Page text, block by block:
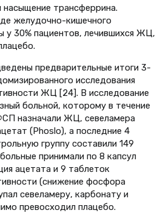
трансферрина.
желудочно-кишечного
у 30% пациентов, лечившихся ЖЦ,
предварительные итоги 3-
исследования
ЖЦ [24]. В исследование
больной, которому в течение
назначали ЖЦ, севеламера
(Phoslo), а последние 4
группу составили 149
принимали по 8 капсул
ацетата и 9 таблеток
(снижение фосфора
севеламеру, карбонату и
превосходил плацебо.